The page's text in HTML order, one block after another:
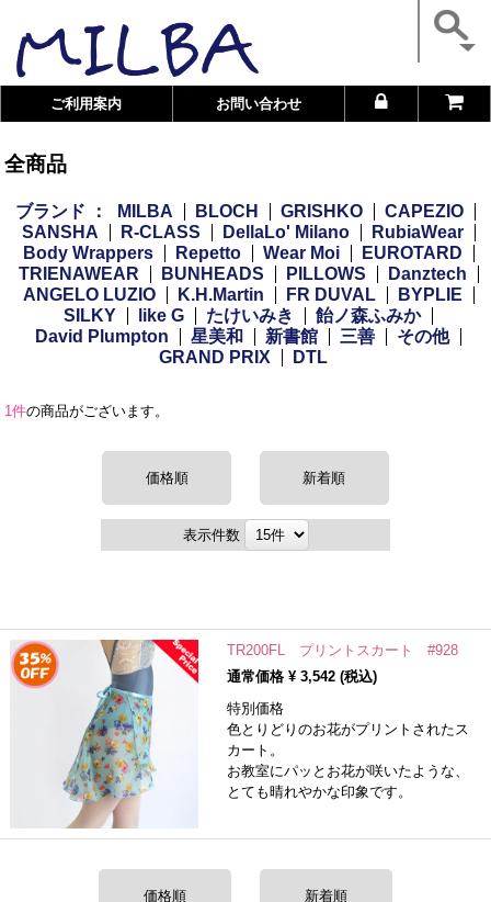
ご利用案内 お問い合わせ
全商品
ブランド ： MILBA BLOCH GRISHKO
CAPEZIO
SANSHA
R-CLASS DellaLo' Milano
RubiaWear
Body Wrappers
Repetto Wear Moi
EUROTARD
TRIENAWEAR
BUNHEADS PILLOWS
Danztech
ANGELO LUZIO
K.H.Martin FR DUVAL
BYPLIE
SILKY
like G たけいみき
飴ノ森ふみか
David Plumpton
星美和 新書館 三善
その他
GRAND PRIX
DTL
1件の商品がございます。
価格順 新着順
表示件数
TR200FL プリントスカート #928
通常価格 ¥ 3,542(税込)
特別価格
色とりどりのお花がプリントされたス
カート。
お教室にパッとお花が咲いたような、
とても晴れやかな印象です。
価格順 新着順